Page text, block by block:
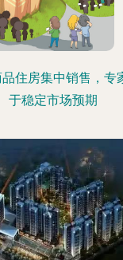
住房集中销售，专
于稳定市场预期